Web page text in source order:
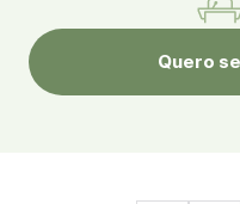
Quero